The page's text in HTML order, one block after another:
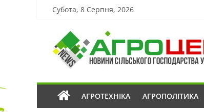
Субота, 8 Серпня, 2026
АГРОТЕХНІКА АГРОПОЛІТИКА